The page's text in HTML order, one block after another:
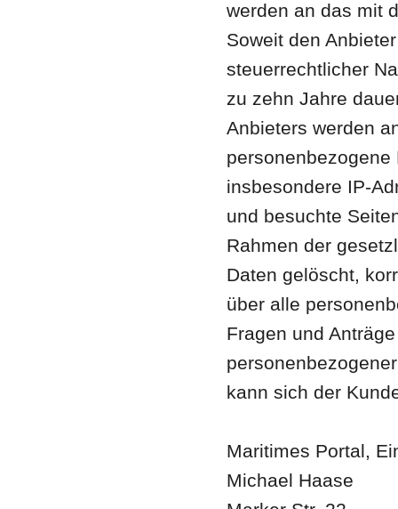
werden an das mit
Soweit den
steuerrechtlicher
zu zehn Jahre
Anbieters werden
insbesondere IP-
und besuchte
Rahmen der
Daten gelöscht,
über alle
Fragen und
kann sich der
Maritimes Portal,
Michael Haase